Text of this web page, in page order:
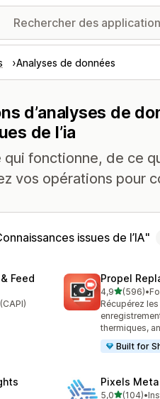
Analyses de données
d’analyses de
de l’ia
qui fonctionne, de ce
vos opérations pour
issues de l’IA
Feed Propel
4,9étoile(s)
(596)
596 avis au•
Récupérez
thermiques,
Built for
Pixels
5,0étoile(s)
(104)•